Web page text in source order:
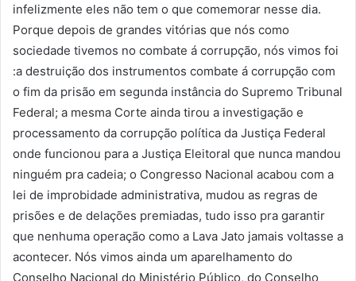
infelizmente eles não tem o que comemorar nesse dia.
Porque depois de grandes vitórias que nós como
sociedade tivemos no combate á corrupção, nós vimos foi
:a destruição dos instrumentos combate á corrupção com
o fim da prisão em segunda instância do Supremo Tribunal
Federal; a mesma Corte ainda tirou a investigação e
processamento da corrupção política da Justiça Federal
onde funcionou para a Justiça Eleitoral que nunca mandou
ninguém pra cadeia; o Congresso Nacional acabou com a
lei de improbidade administrativa, mudou as regras de
prisões e de delações premiadas, tudo isso pra garantir
que nenhuma operação como a Lava Jato jamais voltasse a
acontecer. Nós vimos ainda um aparelhamento do
Conselho Nacional do Ministério Público, do Conselho